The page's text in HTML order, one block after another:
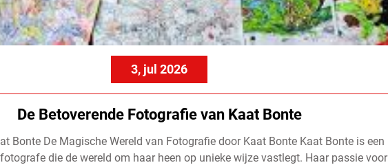
3, jul 2026
De Betoverende Fotografie van Kaat Bonte
Bonte De Magische Wereld van Fotografie door Kaat Bonte Kaat Bonte is een
die de wereld om haar heen op unieke wijze vastlegt. Haar passie voor